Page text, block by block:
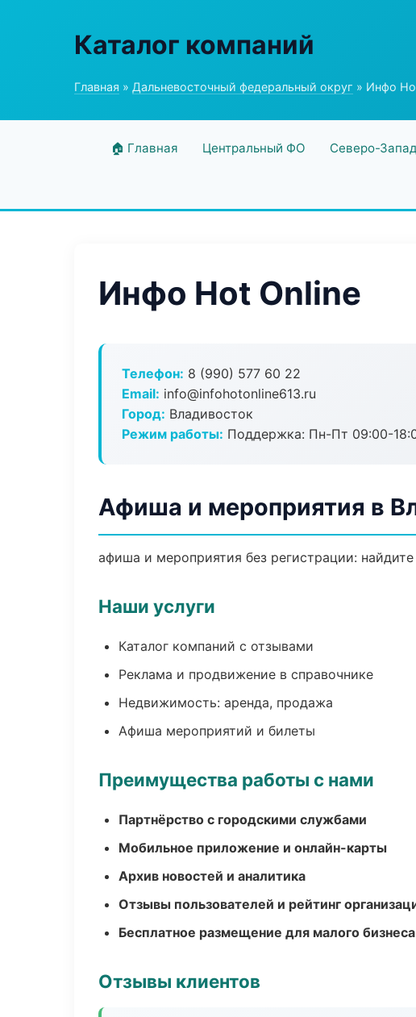
Каталог компаний
Главная » Дальневосточный федеральный округ » Инфо
🏠 Главная Центральный ФО Северо-
Инфо Hot Online
Телефон: 8 (990) 577 60 22
Email: info@infohotonline613.ru
Город: Владивосток
Режим работы: Поддержка: Пн-Пт 09:00-
Афиша и мероприятия в
афиша и мероприятия без регистрации:
Наши услуги
Каталог компаний с отзывами
Реклама и продвижение в справочнике
Недвижимость: аренда, продажа
Афиша мероприятий и билеты
Преимущества работы с нами
Партнёрство с городскими службами
Мобильное приложение и онлайн-карты
Архив новостей и аналитика
Отзывы пользователей и рейтинг
Бесплатное размещение для малого бизнеса
Отзывы клиентов